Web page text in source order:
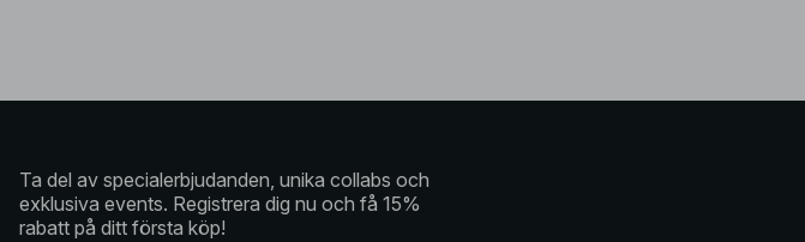
Ta del av specialerbjudanden, unika collabs och
exklusiva events. Registrera dig nu och få 15%
rabatt på ditt första köp!